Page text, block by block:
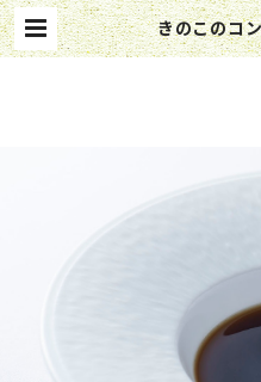
きのこのコ